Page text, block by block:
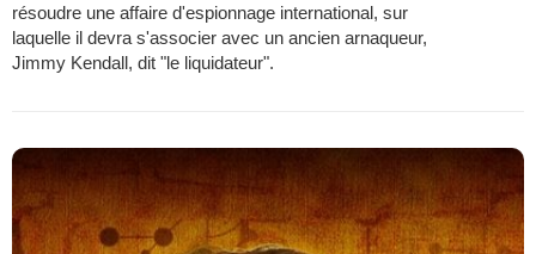
résoudre une affaire d'espionnage international, sur
laquelle il devra s'associer avec un ancien arnaqueur,
Jimmy Kendall, dit "le liquidateur".